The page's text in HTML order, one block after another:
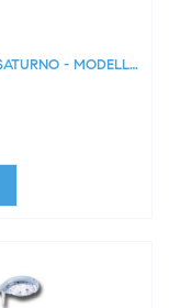
- MODELLO